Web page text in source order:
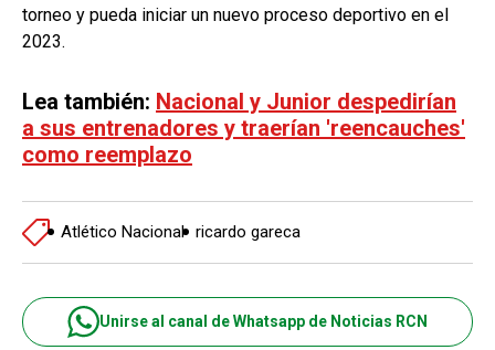
torneo y pueda iniciar un nuevo proceso deportivo en el
2023.
Lea también: Nacional y Junior despedirían
a sus entrenadores y traerían 'reencauches'
como reemplazo
Atlético Nacional ricardo gareca
Unirse al canal de Whatsapp de Noticias RCN